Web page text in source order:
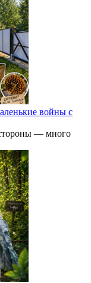
войны с
— много